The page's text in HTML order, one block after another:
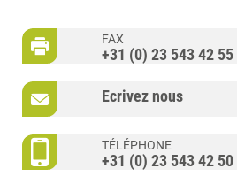
FAX
+31 (0) 23 543 42 55
Ecrivez nous
TÉLÉPHONE
+31 (0) 23 543 42 50